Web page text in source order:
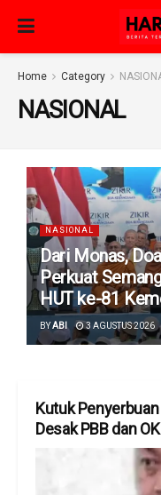
Home Category
NASIONAL
NASIONAL
Dari Monas,
Perkuat
HUT ke-81
BYABI 3 AGUSTUS 2026
Kutuk Penyerbuan
Desak PBB dan